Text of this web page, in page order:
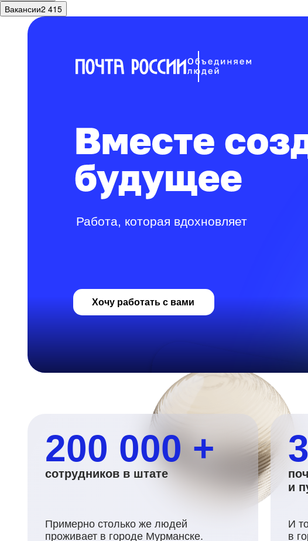
Вакансии2 415
Работа, которая вдохновляет
Хочу работать с вами
200 000 +
сотрудников в штате
Примерно столько же людей
проживает в городе Мурманске.
и
И
в